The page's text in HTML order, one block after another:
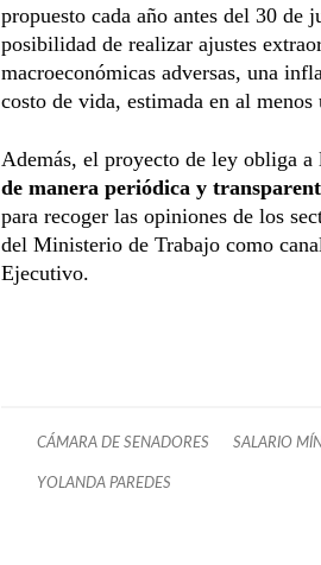
propuesto cada año antes del 30 de
posibilidad de realizar ajustes
macroeconómicas adversas, una
costo de vida, estimada en al menos
Además, el proyecto de ley obliga
de manera periódica y
para recoger las opiniones de los
del Ministerio de Trabajo como
Ejecutivo.
CÁMARA DE SENADORES SALARIO
YOLANDA PAREDES